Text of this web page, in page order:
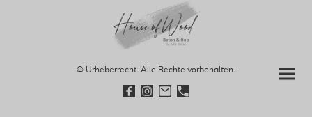
© Urheberrecht. Alle Rechte vorbehalten.